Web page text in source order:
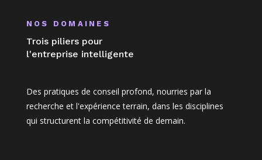
NOS DOMAINES
Trois piliers pour
l'entreprise intelligente
Des pratiques de conseil profond, nourries par la
recherche et l'expérience terrain, dans les disciplines
qui structurent la compétitivité de demain.